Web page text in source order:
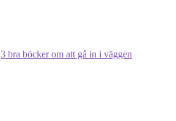
3 bra böcker om att gå in i väggen